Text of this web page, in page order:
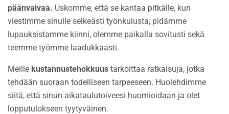
päänvaivaa. Uskomme, että se kantaa pitkälle, kun
viestimme sinulle selkeästi työnkulusta, pidämme
lupauksistamme kiinni, olemme paikalla sovitusti sekä
teemme työmme laadukkaasti.
Meille kustannustehokkuus tarkoittaa ratkaisuja, jotka
tehdään suoraan todelliseen tarpeeseen. Huolehdimme
siitä, että sinun aikataulutoiveesi huomioidaan ja olet
lopputulokseen tyytyväinen.